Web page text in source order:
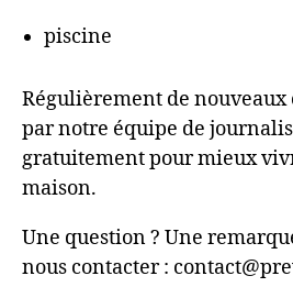
piscine
Régulièrement de
par notre équipe de
gratuitement pour mieux
maison.
Une question ? Une
nous contacter :